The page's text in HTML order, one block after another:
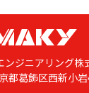
ンジニアリング株
葛飾区西新小岩